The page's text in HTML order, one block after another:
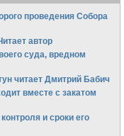
проведения Собора
автор
суда, вредном
читает Дмитрий Бабич
вместе с закатом
и сроки его